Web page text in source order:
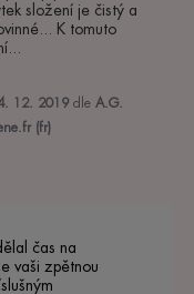
složení je čistý a
K tomuto
12. 2019 dle A.G.
(fr)
čas na
vaši zpětnou